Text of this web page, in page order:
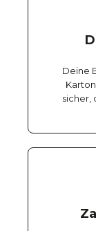
Deine
sicher,